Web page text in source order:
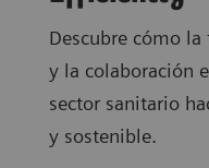
Descubre cómo
y la colaboración
sector sanitario
y sostenible.